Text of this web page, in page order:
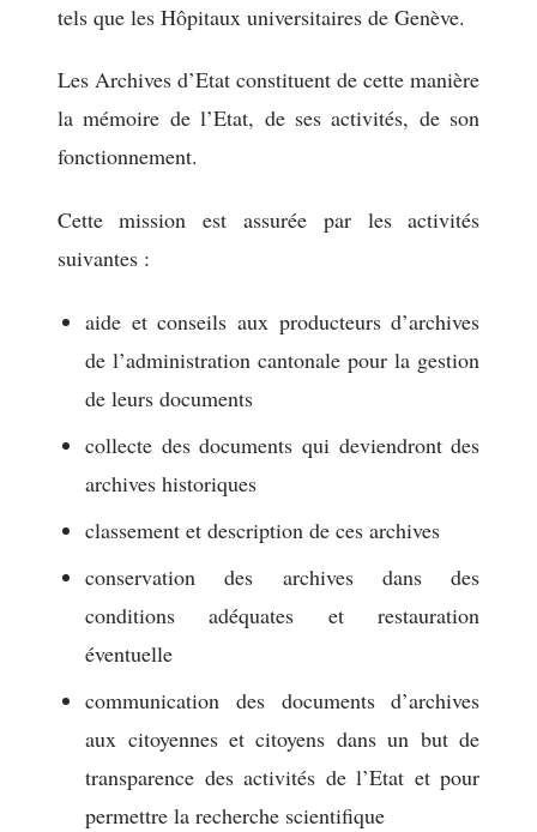
tels que les Hôpitaux universitaires de Genève.
Les Archives d’Etat constituent de cette manière
la mémoire de l’Etat, de ses activités, de son
fonctionnement.
Cette mission est assurée par les activités
suivantes :
aide et conseils aux producteurs d’archives
de l’administration cantonale pour la gestion
de leurs documents
collecte des documents qui deviendront des
archives historiques
classement et description de ces archives
conservation des archives dans des
conditions adéquates et restauration
éventuelle
communication des documents d’archives
aux citoyennes et citoyens dans un but de
transparence des activités de l’Etat et pour
permettre la recherche scientifique